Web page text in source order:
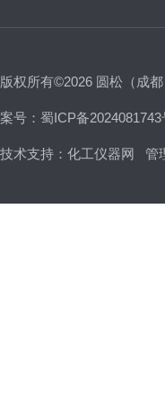
版权所有©2026 圆松（成
案号：蜀ICP备2024081743
技术支持： 化工仪器网 管